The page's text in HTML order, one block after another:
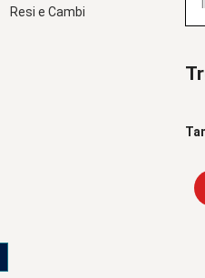
Resi e Cambi